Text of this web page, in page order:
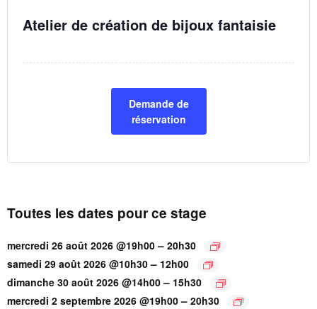
Atelier de création de bijoux fantaisie
Demande de
réservation
Toutes les dates pour ce stage
mercredi 26 août 2026 @19h00– 20h30
samedi 29 août 2026 @10h30– 12h00
dimanche 30 août 2026 @14h00– 15h30
mercredi 2 septembre 2026 @19h00– 20h30